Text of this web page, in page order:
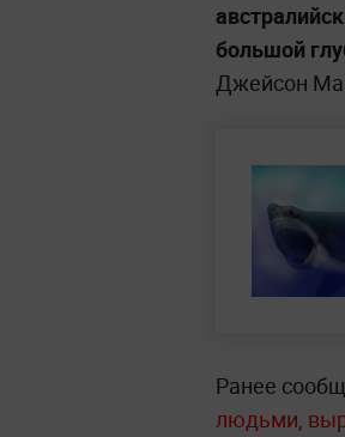
большой
Джейсон
Ранее
людьми,